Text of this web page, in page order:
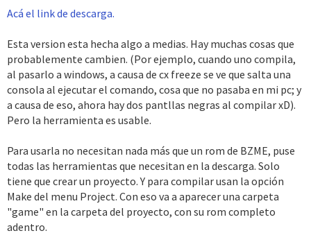
Acá el link de descarga.
Esta version esta hecha algo a medias. Hay muchas cosas que
probablemente cambien. (Por ejemplo, cuando uno compila,
al pasarlo a windows, a causa de cx freeze se ve que salta una
consola al ejecutar el comando, cosa que no pasaba en mi pc; y
a causa de eso, ahora hay dos pantllas negras al compilar xD).
Pero la herramienta es usable.
Para usarla no necesitan nada más que un rom de BZME, puse
todas las herramientas que necesitan en la descarga. Solo
tiene que crear un proyecto. Y para compilar usan la opción
Make del menu Project. Con eso va a aparecer una carpeta
"game" en la carpeta del proyecto, con su rom completo
adentro.